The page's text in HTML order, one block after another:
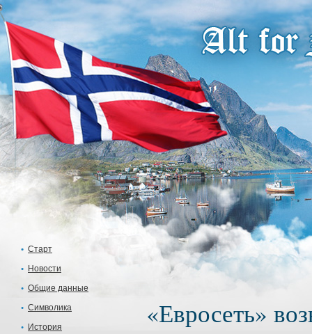
Старт
Новости
Общие данные
Символика
История
«Евросеть»